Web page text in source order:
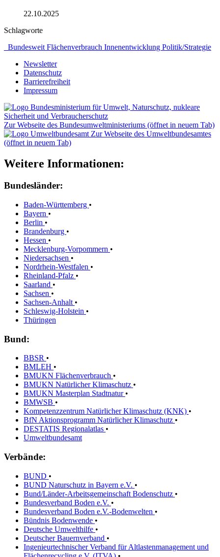
22.10.2025
Schlagworte
_Bundesweit Flächenverbrauch Innenentwicklung Politik/Strategie
Newsletter
Datenschutz
Barrierefreiheit
Impressum
Zur Webseite des Bundesumweltministeriums (öffnet in neuem Tab)
Zur Webseite des Umweltbundesamtes
(öffnet in neuem Tab)
Weitere Informationen:
Bundesländer:
Baden-Württemberg •
Bayern •
Berlin •
Brandenburg •
Hessen •
Mecklenburg-Vorpommern •
Niedersachsen •
Nordrhein-Westfalen •
Rheinland-Pfalz •
Saarland •
Sachsen •
Sachsen-Anhalt •
Schleswig-Holstein •
Thüringen
Bund:
BBSR •
BMLEH •
BMUKN Flächenverbrauch •
BMUKN Natürlicher Klimaschutz •
BMUKN Masterplan Stadtnatur •
BMWSB •
Kompetenzzentrum Natürlicher Klimaschutz (KNK) •
BfN Aktionsprogramm Natürlicher Klimaschutz •
DESTATIS Regionalatlas •
Umweltbundesamt
Verbände:
BUND •
BUND Naturschutz in Bayern e.V. •
Bund/Länder-Arbeitsgemeinschaft Bodenschutz •
Bundesverband Boden e.V. •
Bundesverband Boden e.V.-Bodenwelten •
Bündnis Bodenwende •
Deutsche Umwelthilfe •
Deutscher Bauernverband •
Ingenieurtechnischer Verband für Altlastenmanagement und